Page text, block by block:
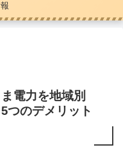
電力を地域別
つのデメリット